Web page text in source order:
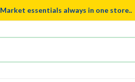
Market essentials always in one store..